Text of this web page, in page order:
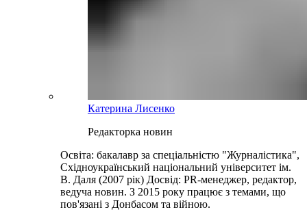
Катерина Лисенко
Редакторка новин
Освіта: бакалавр за спеціальністю "Журналістика",
Східноукраїнський національний університет ім.
В. Даля (2007 рік) Досвід: PR-менеджер, редактор,
ведуча новин. З 2015 року працює з темами, що
пов'язані з Донбасом та війною.